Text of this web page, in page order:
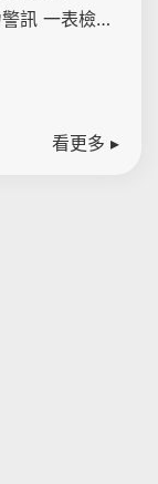
訊 一表檢測
看更多 ▸